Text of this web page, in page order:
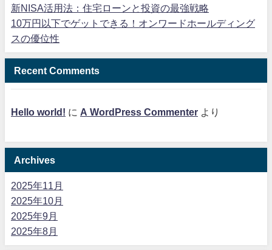
新NISA活用法：住宅ローンと投資の最強戦略
10万円以下でゲットできる！オンワードホールディング
スの優位性
Recent Comments
Hello world! に A WordPress Commenter より
Archives
2025年11月
2025年10月
2025年9月
2025年8月